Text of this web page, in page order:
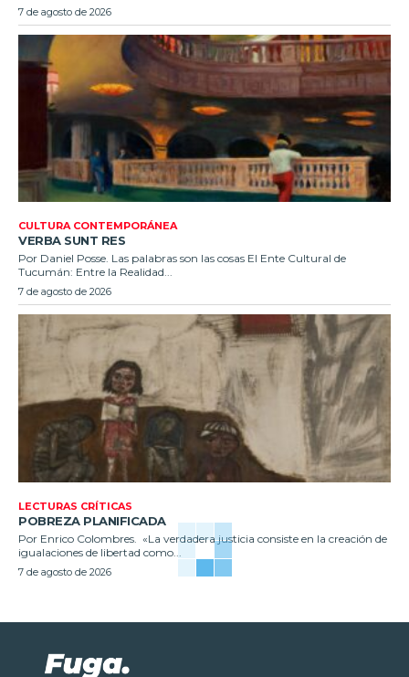
7 de agosto de 2026
CULTURA CONTEMPORÁNEA
VERBA SUNT RES
Por Daniel Posse. Las palabras son las cosas El Ente Cultural de
Tucumán: Entre la Realidad...
7 de agosto de 2026
LECTURAS CRÍTICAS
POBREZA PLANIFICADA
Por Enrico Colombres. «La verdadera justicia consiste en la creación de
igualaciones de libertad como...
7 de agosto de 2026